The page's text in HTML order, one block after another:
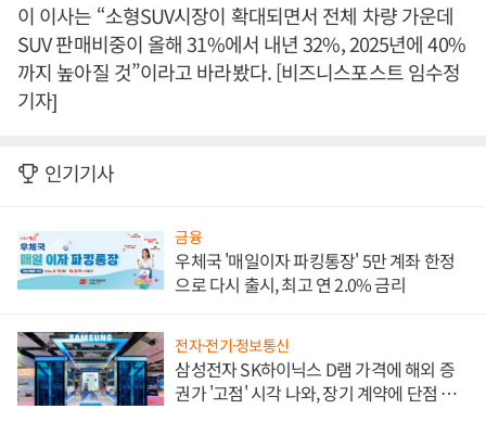
이 이사는 “소형SUV시장이 확대되면서 전체 차량 가운데
SUV 판매비중이 올해 31%에서 내년 32%, 2025년에 40%
까지 높아질 것”이라고 바라봤다. [비즈니스포스트 임수정
기자]
인기기사
금융
우체국 '매일이자 파킹통장' 5만 계좌 한정
으로 다시 출시, 최고 연 2.0% 금리
전자·전기·정보통신
삼성전자 SK하이닉스 D램 가격에 해외 증
권가 '고점' 시각 나와, 장기 계약에 단점 부